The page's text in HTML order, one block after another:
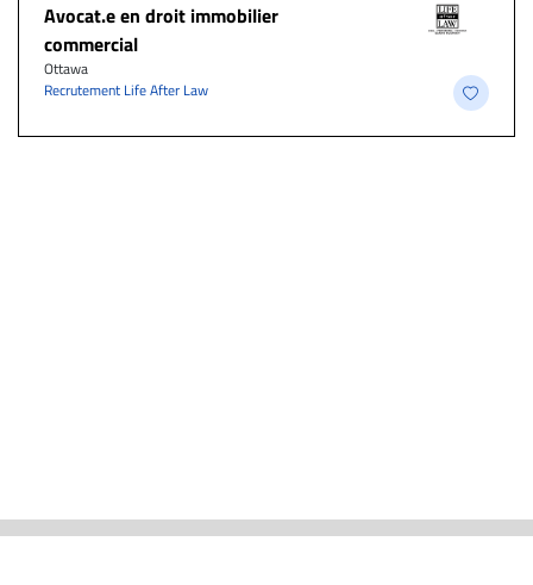
Avocat.e en droit immobilier
commercial
Ottawa
Recrutement Life After Law